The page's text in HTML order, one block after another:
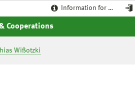
Information for …
Cooperations
Wißotzki